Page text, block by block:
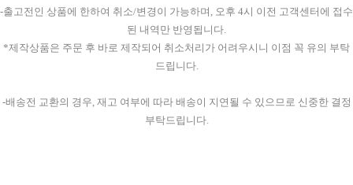
-출고전인 상품에 한하여 취소/변경이 가능하며, 오후 4시 이전 고객센터에 접수
된 내역만 반영됩니다.
*제작상품은 주문 후 바로 제작되어 취소처리가 어려우시니 이점 꼭 유의 부탁
드립니다.
-배송전 교환의 경우, 재고 여부에 따라 배송이 지연될 수 있으므로 신중한 결정
부탁드립니다.